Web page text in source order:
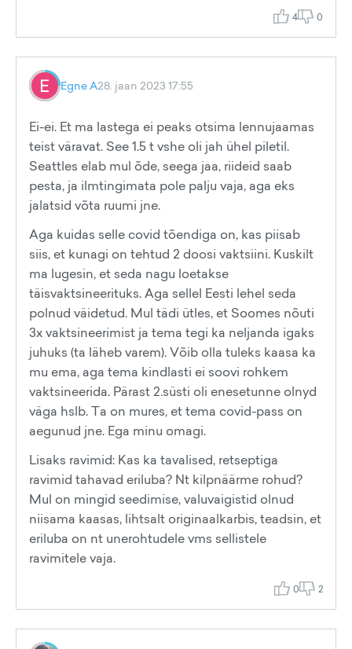
4 0
Egne A28. jaan 2023 17:55
Ei-ei. Et ma lastega ei peaks otsima lennujaamas
teist väravat. See 1.5 t vshe oli jah ühel piletil.
Seattles elab mul õde, seega jaa, riideid saab
pesta, ja ilmtingimata pole palju vaja, aga eks
jalatsid võta ruumi jne.
Aga kuidas selle covid tõendiga on, kas piisab
siis, et kunagi on tehtud 2 doosi vaktsiini. Kuskilt
ma lugesin, et seda nagu loetakse
täisvaktsineerituks. Aga sellel Eesti lehel seda
polnud väidetud. Mul tädi ütles, et Soomes nõuti
3x vaktsineerimist ja tema tegi ka neljanda igaks
juhuks (ta läheb varem). Võib olla tuleks kaasa ka
mu ema, aga tema kindlasti ei soovi rohkem
vaktsineerida. Pärast 2.süsti oli enesetunne olnyd
väga hslb. Ta on mures, et tema covid-pass on
aegunud jne. Ega minu omagi.
Lisaks ravimid: Kas ka tavalised, retseptiga
ravimid tahavad eriluba? Nt kilpnäärme rohud?
Mul on mingid seedimise, valuvaigistid olnud
niisama kaasas, lihtsalt originaalkarbis, teadsin, et
eriluba on nt unerohtudele vms sellistele
ravimitele vaja.
0 2